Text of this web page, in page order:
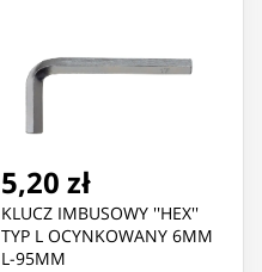
5,20 zł
KLUCZ IMBUSOWY ''HEX''
TYP L OCYNKOWANY 6MM
L-95MM